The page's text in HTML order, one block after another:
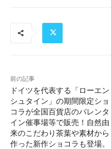
前の記事
ドイツを代表する「ローエン
シュタイン」の期間限定ショ
コラが全国百貨店のバレンタ
イン催事場等で販売！自然由
来のこだわり茶葉や素材から
作った新作ショコラも登場。